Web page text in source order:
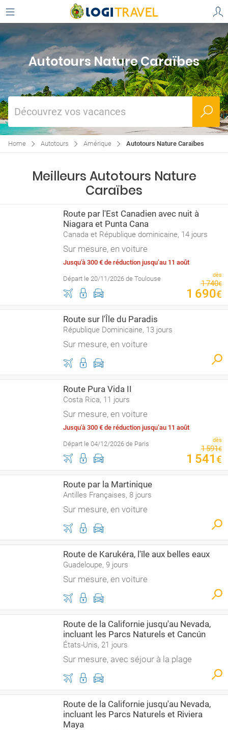
Autotours Nature Caraïbes
Découvrez vos vacances
Home Autotours Amérique Autotours Nature Caraïbes
Meilleurs Autotours Nature
Caraïbes
Route par l'Est Canadien avec nuit à
Niagara et Punta Cana
Canada et République dominicaine, 14 jours
Sur mesure, en voiture
Jusqu'à 300 € de réduction jusqu’au 11 août
Départ le 20/11/2026 de Toulouse dès
1740€
1 690€
Route sur l'Île du Paradis
République Dominicaine, 13 jours
Sur mesure, en voiture
Route Pura Vida II
Costa Rica, 11 jours
Sur mesure, en voiture
Jusqu'à 300 € de réduction jusqu’au 11 août
Départ le 04/12/2026 de Paris dès
1591€
1 541 €
Route par la Martinique
Antilles Françaises, 8 jours
Sur mesure, en voiture
Route de Karukéra, l'île aux belles eaux
Guadeloupe, 9 jours
Sur mesure, en voiture
Route de la Californie jusqu'au Nevada,
incluant les Parcs Naturels et Cancún
États-Unis, 21 jours
Sur mesure, avec séjour à la plage
Route de la Californie jusqu'au Nevada,
incluant les Parcs Naturels et Riviera
Maya